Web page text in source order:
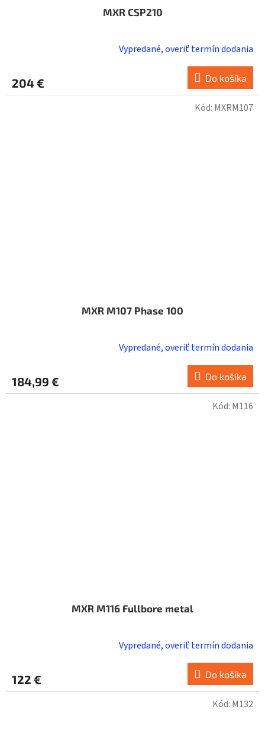
MXR CSP210
Vypredané, overiť termín dodania
204 € Do košíka
MXR M107 Phase 100
Vypredané, overiť termín dodania
184,99 € Do košíka
Kód: MXRM107
MXR M116 Fullbore metal
Vypredané, overiť termín dodania
122 € Do košíka
Kód: M116
Kód: M132